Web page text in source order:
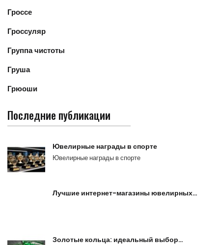
Гроссе
Гроссуляр
Группа чистоты
Груша
Грюоши
Последние публикации
Ювелирные награды в спорте
Ювелирные награды в спорте
Лучшие интернет-магазины ювелирных…
Золотые кольца: идеальный выбор…